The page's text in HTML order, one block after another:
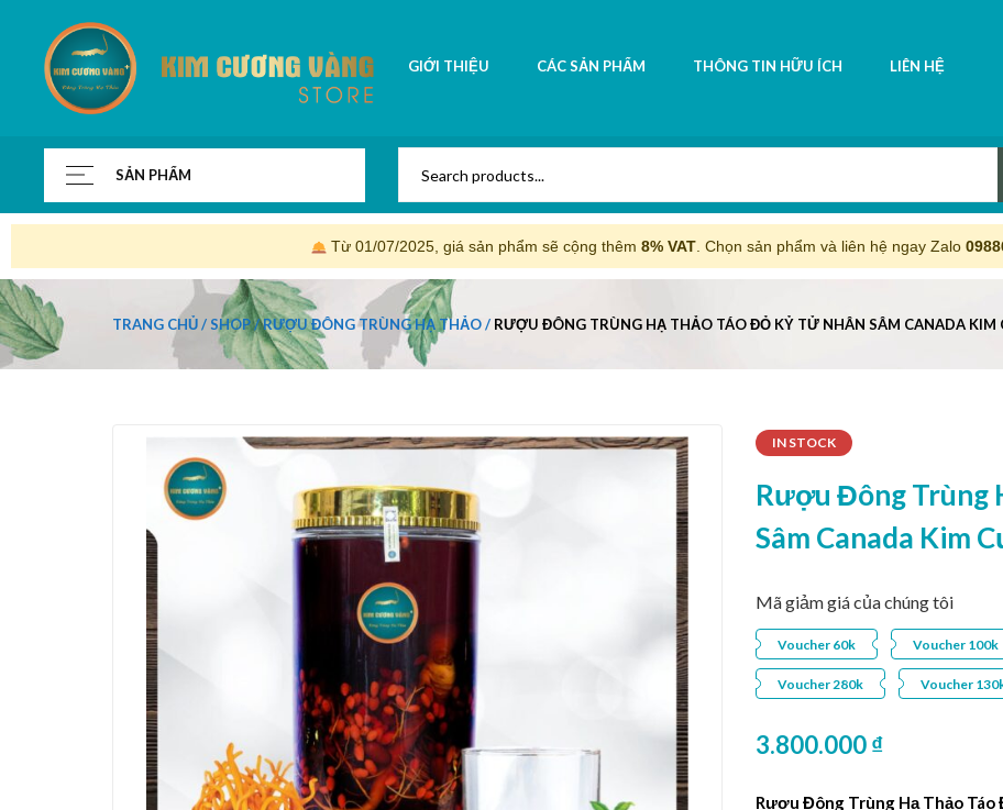
GIỚI THIỆU CÁC SẢN PHẨM THÔNG TIN HỮU ÍCH LIÊN HỆ
SẢN PHẨM
Từ 01/07/2025, giá sản phẩm sẽ cộng thêm8% VAT. Chọn sản phẩm và liên hệ ngay Zalo
TRANG CHỦ SHOP RƯỢU ĐÔNG TRÙNG HẠ THẢO RƯỢU ĐÔNG TRÙNG HẠ THẢO TÁO ĐỎ KỶ TỬ NHÂN SÂM CANADA KIM
IN STOCK
Rượu Đông Trùng
Sâm Canada Kim
Mã giảm giá của chúng tôi
Voucher 60k Voucher 100k
Voucher 280k Voucher
3.800.000₫
Rượu Đông Trùng Hạ Thảo Táo